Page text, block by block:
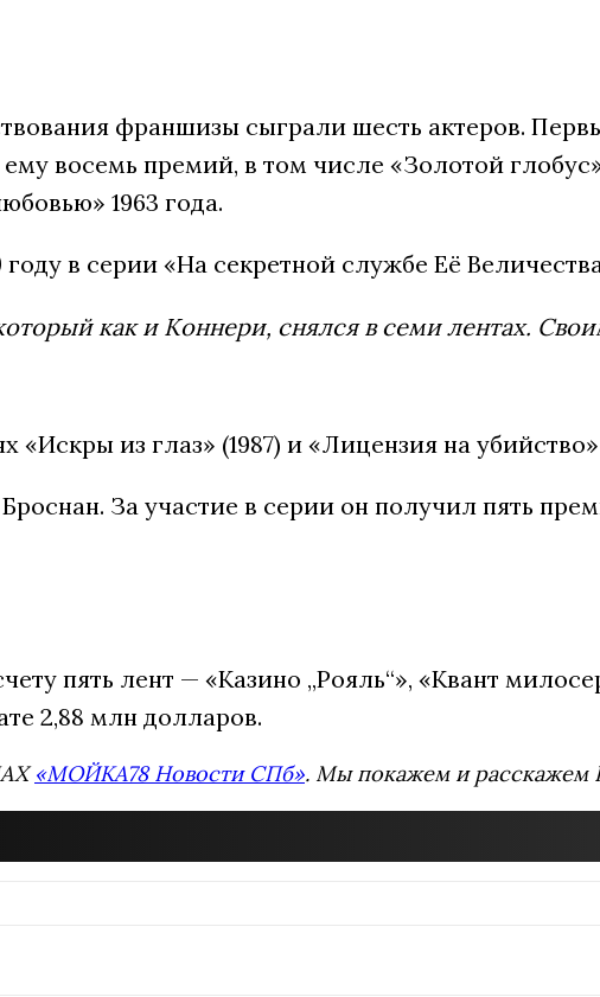
франшизы сыграли шесть актеров.
ему восемь премий, в том числе «Золотой
1963 года.
в серии «На секретной службе Её
как и Коннери, снялся в семи лентах.
из глаз» (1987) и «Лицензия на убийство»
За участие в серии он получил пять
пять лент — «Казино „Рояль“», «Квант
2,88 млн долларов.
«МОЙКА78 Новости СПб». Мы покажем и расскажем